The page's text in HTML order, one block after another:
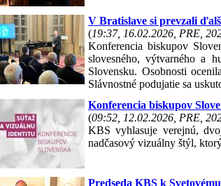
V Bratislave si prevzali
(19:37, 16.02.2026, PRE,
Konferencia biskupov
slovesného, výtvarného a
Slovensku. Osobnosti
Slávnostné podujatie sa
Konferencia biskupov
(09:52, 12.02.2026, PRE,
KBS vyhlasuje verejnú,
nadčasový vizuálny štýl,
Predseda KBS k